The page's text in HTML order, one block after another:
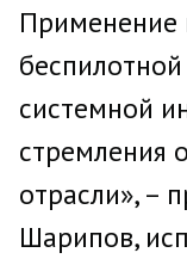
Применение
системной
стремления
отрасли», –
Шарипов,